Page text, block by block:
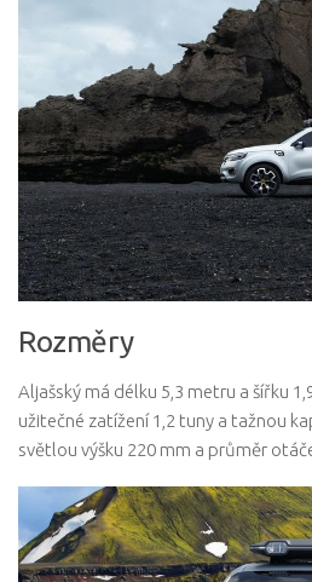
Rozměry
Aljašský má délku 5,3 metru a šířku
užitečné zatížení 1,2 tuny a tažnou
světlou výšku 220 mm a průměr